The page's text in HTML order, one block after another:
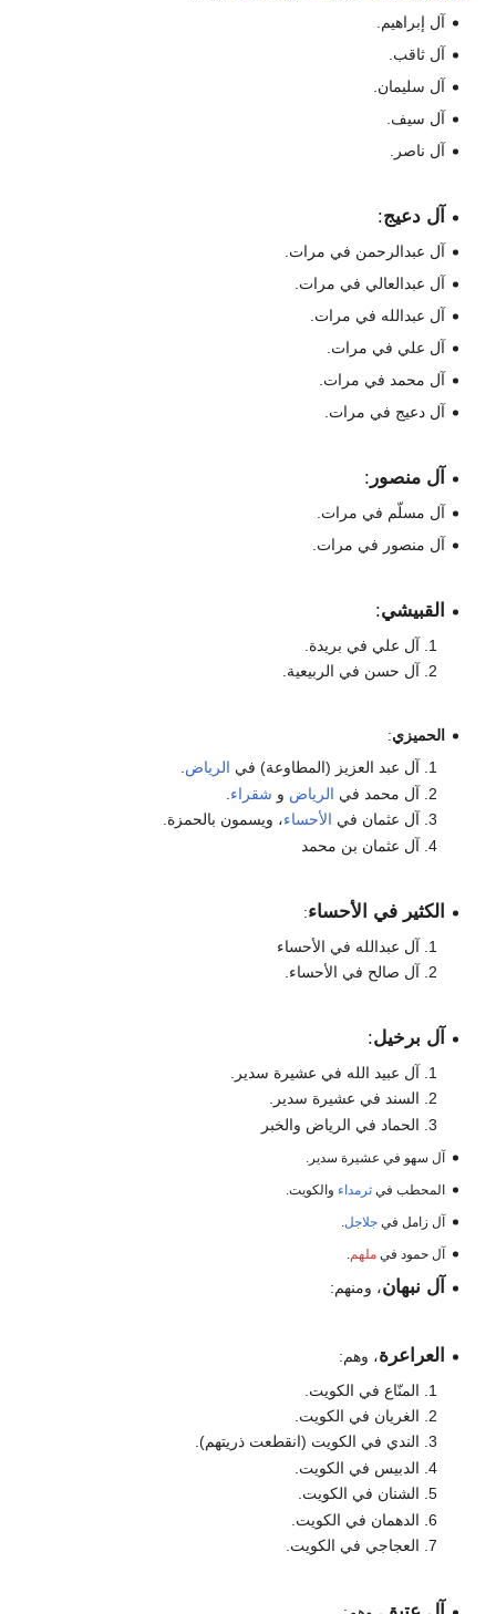
آل إبراهيم.
آل ثاقب.
آل سليمان.
آل سيف.
آل ناصر.
آل دعيج:
آل عبدالرحمن في مرات.
آل عبدالعالي في مرات.
آل عبدالله في مرات.
آل علي في مرات.
آل محمد في مرات.
آل دعيج في مرات.
آل منصور :
آل مسلّم في مرات.
آل منصور في مرات.
القبيشي:
آل علي في بريدة.
آل حسن في الربيعية.
الحميزي:
آل عبد العزيز (المطاوعة) في الرياض.
آل محمد في الرياض و شقراء
آل عثمان في الأحساء، ويسمون بالحمزة.
آل عثمان بن محمد
الكثير في الأحساء:
آل عبدالله في الأحساء
آل صالح في الأحساء.
آل برخيل:
آل عبيد الله في عشيرة سدير.
السند في عشيرة سدير.
الحماد في الرياض والخبر
آل سهو في عشيرة سدير.
المحطب فيثرمداء والكويت.
آل زامل فيجلاجل
آل حمود فيملهم
آل نبهان، ومنهم:
العراعرة، وهم:
المنّاع في الكويت.
الغريان في الكويت.
الندي في الكويت (انقطعت ذريتهم).
الدبيس في الكويت.
الشنان في الكويت.
الدهمان في الكويت.
العجاجي في الكويت.